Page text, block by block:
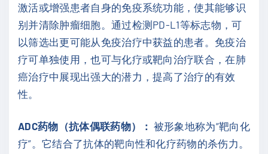
激活或增强患者自身的免疫系统功能，使其能够识
别并清除肿瘤细胞。通过检测PD-L1等标志物，可
以筛选出更可能从免疫治疗中获益的患者。免疫治
疗可单独使用，也可与化疗或靶向治疗联合，在肺
癌治疗中展现出强大的潜力，提高了治疗的有效
性。
ADC药物（抗体偶联药物）： 被形象地称为“靶向化
疗”。它结合了抗体的靶向性和化疗药物的杀伤力。